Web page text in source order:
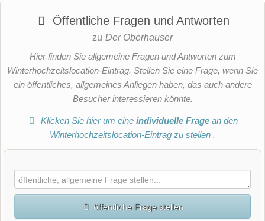
Öffentliche Fragen und Antworten
zu Der Oberhauser
Hier finden Sie allgemeine Fragen und Antworten zum
Winterhochzeitslocation-Eintrag. Stellen Sie eine Frage, wenn Sie
ein öffentliches, allgemeines Anliegen haben, das auch andere
Besucher interessieren könnte.
Klicken Sie hier um eineindividuelle Frage an den
Winterhochzeitslocation-Eintrag zu stellen .
öffentliche Frage stellen